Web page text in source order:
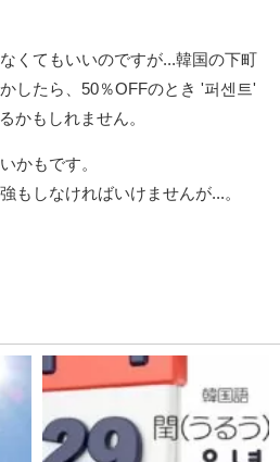
くてもいいのですが...韓国の下町
したら、50％OFFのとき '퍼센트'
かもしれません。
かもです。
もしなければいけませんが...。